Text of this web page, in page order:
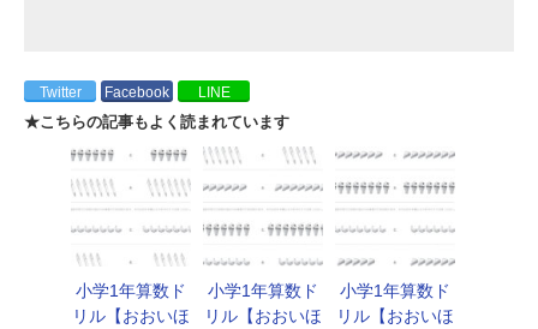
Twitter Facebook LINE
★こちらの記事もよく読まれています
小学1年算数ド
リル【おおいほ
小学1年算数ド
リル【おおいほ
小学1年算数ド
リル【おおいほ